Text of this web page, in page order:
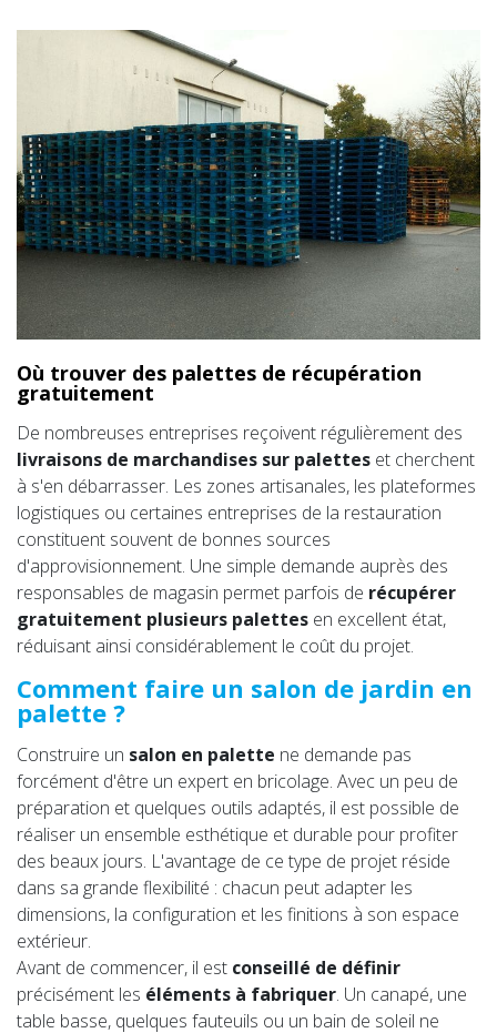
Où trouver des palettes de récupération
gratuitement
De nombreuses entreprises reçoivent régulièrement des
livraisons de marchandises sur palettes et cherchent
à s'en débarrasser. Les zones artisanales, les plateformes
logistiques ou certaines entreprises de la restauration
constituent souvent de bonnes sources
d'approvisionnement. Une simple demande auprès des
responsables de magasin permet parfois de récupérer
gratuitement plusieurs palettes en excellent état,
réduisant ainsi considérablement le coût du projet.
Comment faire un salon de jardin en
palette ?
Construire un salon en palette ne demande pas
forcément d'être un expert en bricolage. Avec un peu de
préparation et quelques outils adaptés, il est possible de
réaliser un ensemble esthétique et durable pour profiter
des beaux jours. L'avantage de ce type de projet réside
dans sa grande flexibilité : chacun peut adapter les
dimensions, la configuration et les finitions à son espace
extérieur.
Avant de commencer, il est conseillé de définir
précisément les éléments à fabriquer. Un canapé, une
table basse, quelques fauteuils ou un bain de soleil ne